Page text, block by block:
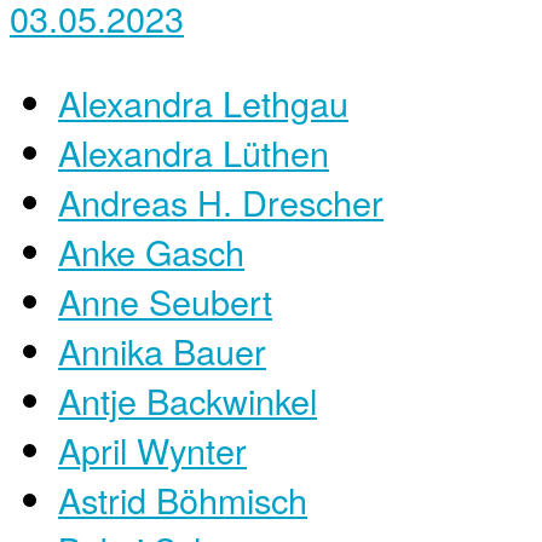
03.05.2023
Alexandra Lethgau
Alexandra Lüthen
Andreas H. Drescher
Anke Gasch
Anne Seubert
Annika Bauer
Antje Backwinkel
April Wynter
Astrid Böhmisch